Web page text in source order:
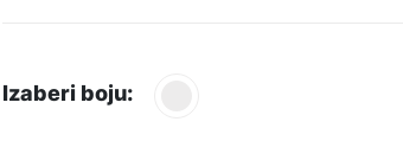
Izaberi boju: